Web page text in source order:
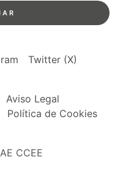
Twitter (X)
CCEE
Aviso Legal
Política de Cookies